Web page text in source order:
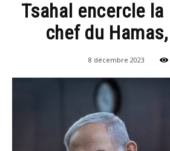
Tsahal encercle la
chef du
8 décembre 2023